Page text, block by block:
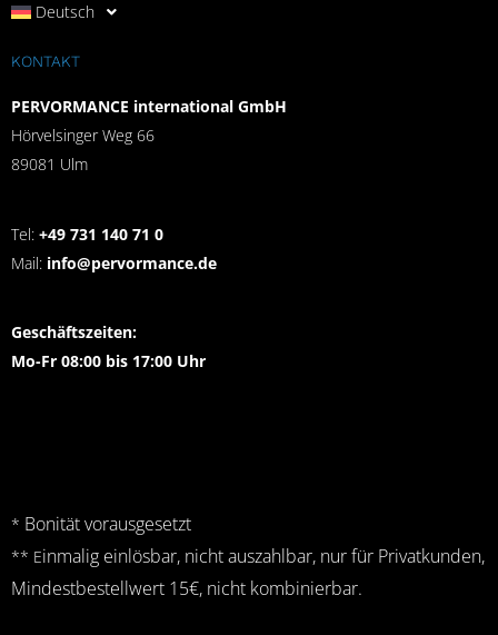
Deutsch
KONTAKT
PERVORMANCE international GmbH
Hörvelsinger Weg 66
89081 Ulm
Tel: +49 731 140 71 0
Mail: info@pervormance.de
Geschäftszeiten:
Mo-Fr 08:00 bis 17:00 Uhr
* Bonität vorausgesetzt
** Einmalig einlösbar, nicht auszahlbar, nur für Privatkunden,
Mindestbestellwert 15€, nicht kombinierbar.